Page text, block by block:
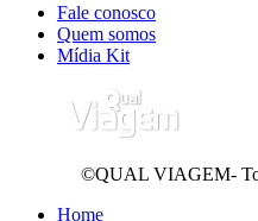
Fale conosco
Quem somos
Mídia Kit
©QUAL VIAGEM-
Home